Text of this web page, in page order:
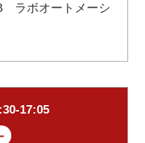
ラボオートメーシ
17:05